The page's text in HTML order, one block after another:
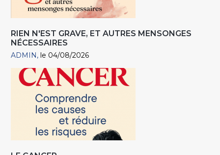
RIEN N'EST GRAVE, ET AUTRES MENSONGES
NÉCESSAIRES
ADMIN le 04/08/2026